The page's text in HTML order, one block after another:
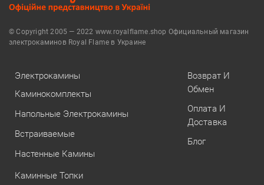
© Copyright 2005 — 2022 www.royalflame.shop Официальный магазин
электрокаминов Royal Flame в Украине
Электрокамины
Каминокомплекты
Напольные Электрокамины
Встраиваемые
Настенные Камины
Каминные Топки
Возврат И
Обмен
Оплата И
Доставка
Блог